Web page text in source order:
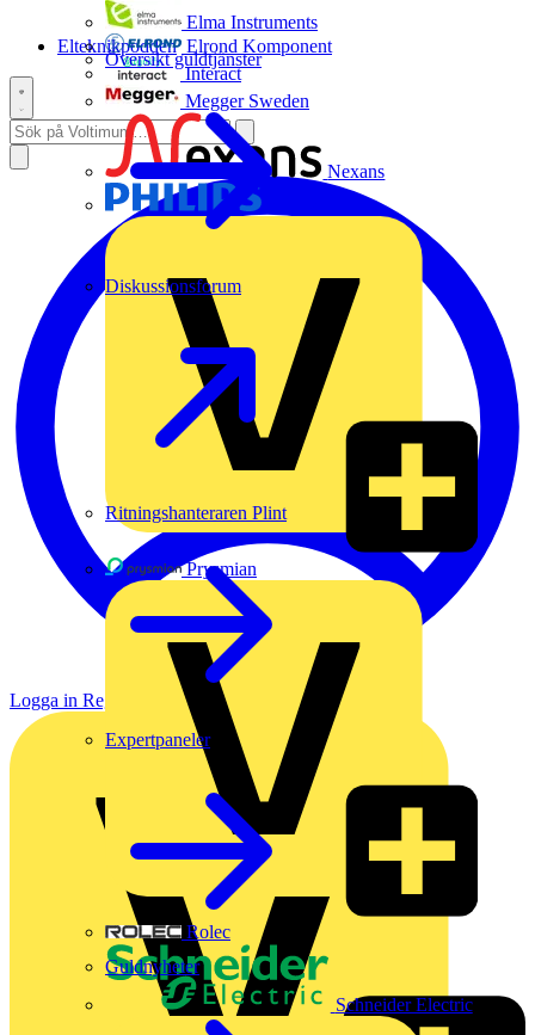
Elma Instruments
Elrond Komponent
Interact
Megger Sweden
Nexans
Prysmian
Rolec
Schneider Electric
Översikt guldtjänster
Diskussionsforum
Ritningshanteraren Plint
Expertpaneler
Guldnyheter
Elteknikpodden
Logga in Registrera dig